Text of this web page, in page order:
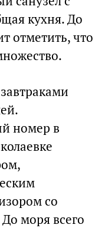
кухня. До
отметить, что
номер в
со
моря всего